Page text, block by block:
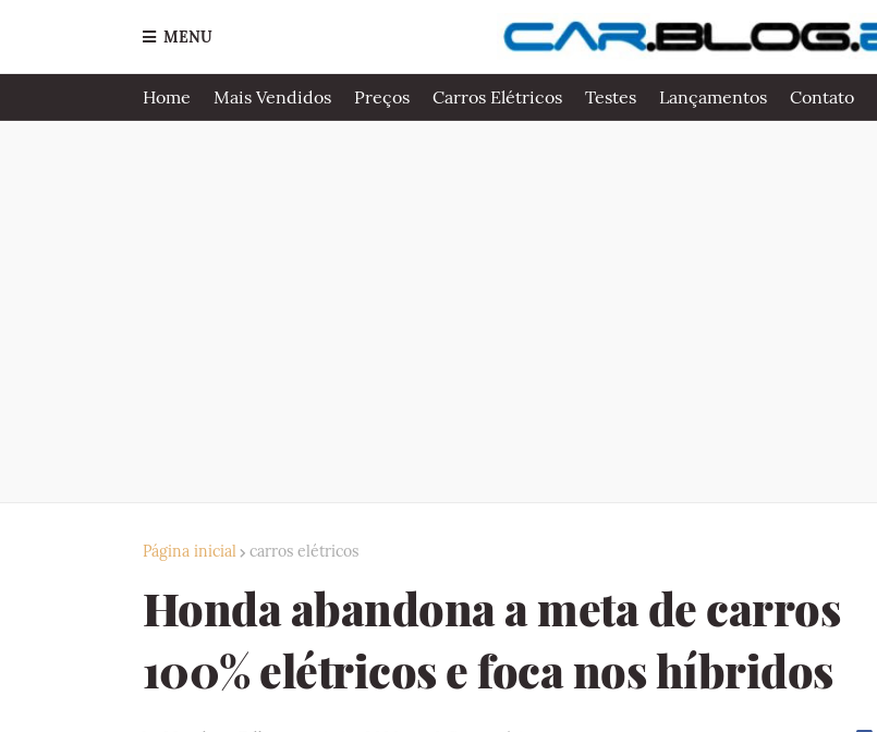
MENU
Home Mais Vendidos Preços Carros Elétricos Testes Lançamentos Contato
Página inicial carros elétricos
Honda abandona a meta de carros
100% elétricos e foca nos híbridos